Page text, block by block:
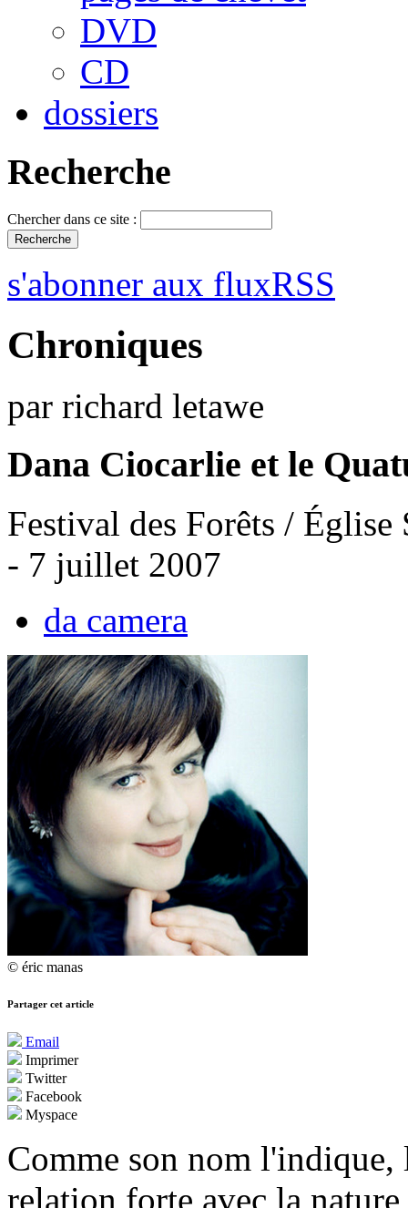
DVD
CD
dossiers
Recherche
Chercher dans ce site :
s'abonner aux fluxRSS
Chroniques
par richard letawe
Dana Ciocarlie et le
Festival des Forêts /
- 7 juillet 2007
da camera
© éric manas
Partager cet article
Email
Imprimer
Twitter
Facebook
Myspace
Comme son nom
relation forte avec la